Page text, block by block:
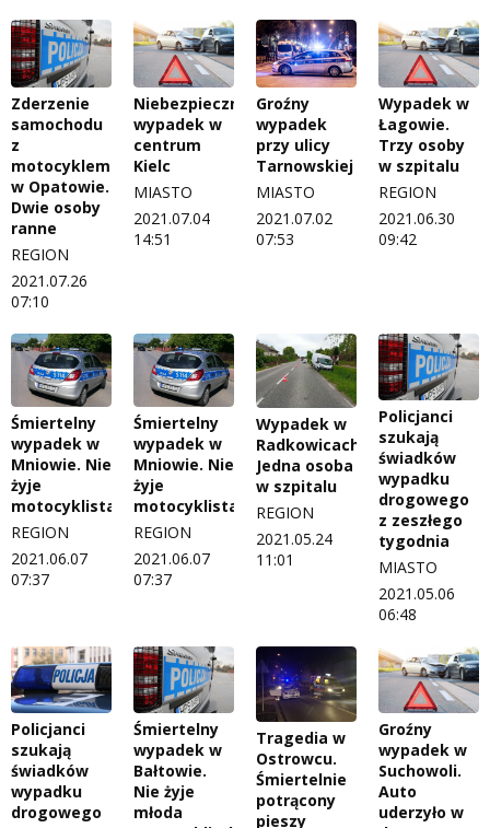
Zderzenie
samochodu
z
motocyklem
w Opatowie.
Dwie osoby
ranne
REGION
2021.07.26
07:10
Niebezpieczny
wypadek w
centrum
Kielc
MIASTO
2021.07.04
14:51
Groźny
wypadek
przy ulicy
Tarnowskiej
MIASTO
2021.07.02
07:53
Wypadek w
Łagowie.
Trzy osoby
w szpitalu
REGION
2021.06.30
09:42
Śmiertelny
wypadek w
Mniowie. Nie
żyje
motocyklista
REGION
2021.06.07
07:37
Śmiertelny
wypadek w
Mniowie. Nie
żyje
motocyklista
REGION
2021.06.07
07:37
Wypadek w
Radkowicach.
Jedna osoba
w szpitalu
REGION
2021.05.24
11:01
Policjanci
szukają
świadków
wypadku
drogowego
z zeszłego
tygodnia
MIASTO
2021.05.06
06:48
Policjanci
szukają
świadków
wypadku
drogowego
Śmiertelny
wypadek w
Bałtowie.
Nie żyje
młoda
Tragedia w
Ostrowcu.
Śmiertelnie
potrącony
pieszy
Groźny
wypadek w
Suchowoli.
Auto
uderzyło w